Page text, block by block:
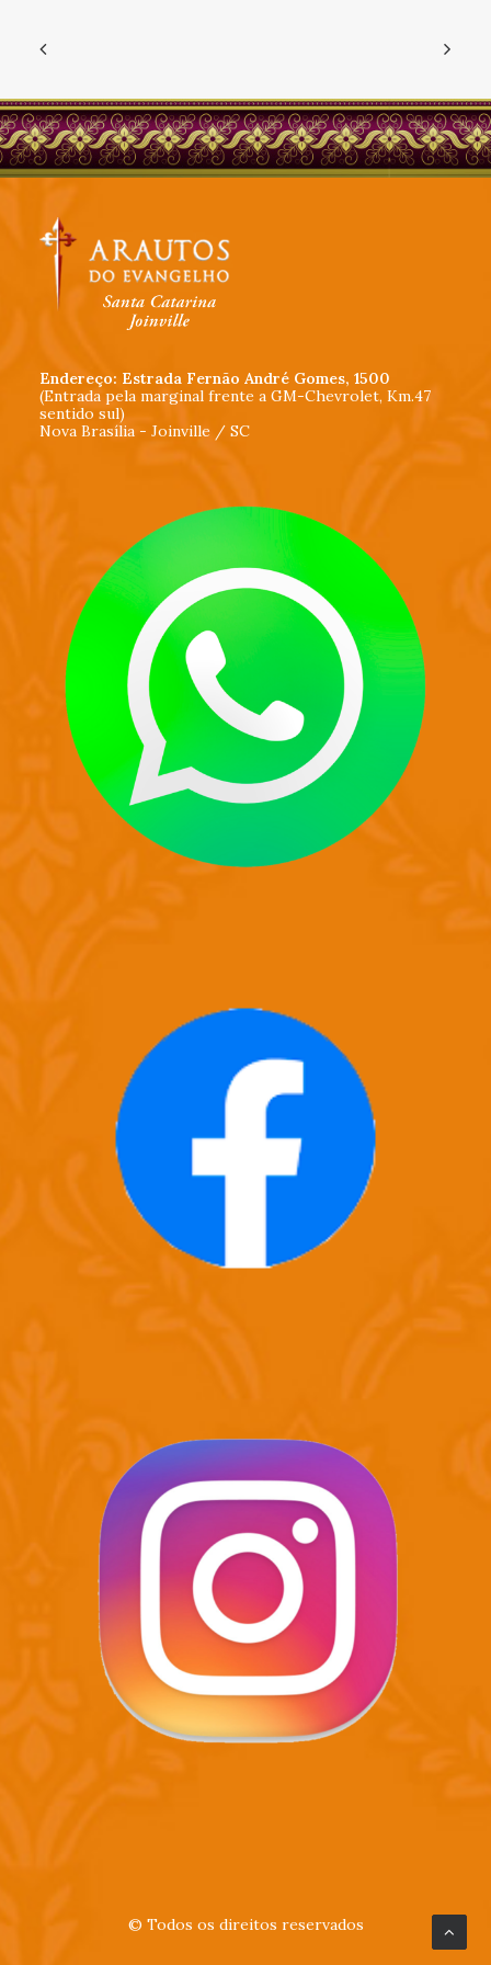
Endereço: Estrada Fernão André Gomes, 1500
(Entrada pela marginal frente a GM-Chevrolet, Km.47
sentido sul)
Nova Brasília - Joinville / SC
© Todos os direitos reservados